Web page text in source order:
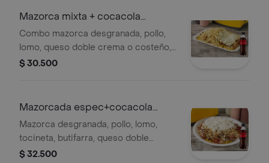
Mazorca mixta + cocacola
s/azúcar 400 ml
Combo mazorca desgranada, pollo,
lomo, queso doble crema o costeño,
papa chif. + gaseosa
$ 30.500
Mazorcada espec+cocacola
s/azúcar 400 ml
Mazorca desgranada, pollo, lomo,
tocineta, butifarra, queso doble
crema o costeño y papa chif. +
$ 32.500